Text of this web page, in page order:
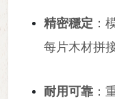
精密穩定 ：
每片木材拼
耐用可靠 ：